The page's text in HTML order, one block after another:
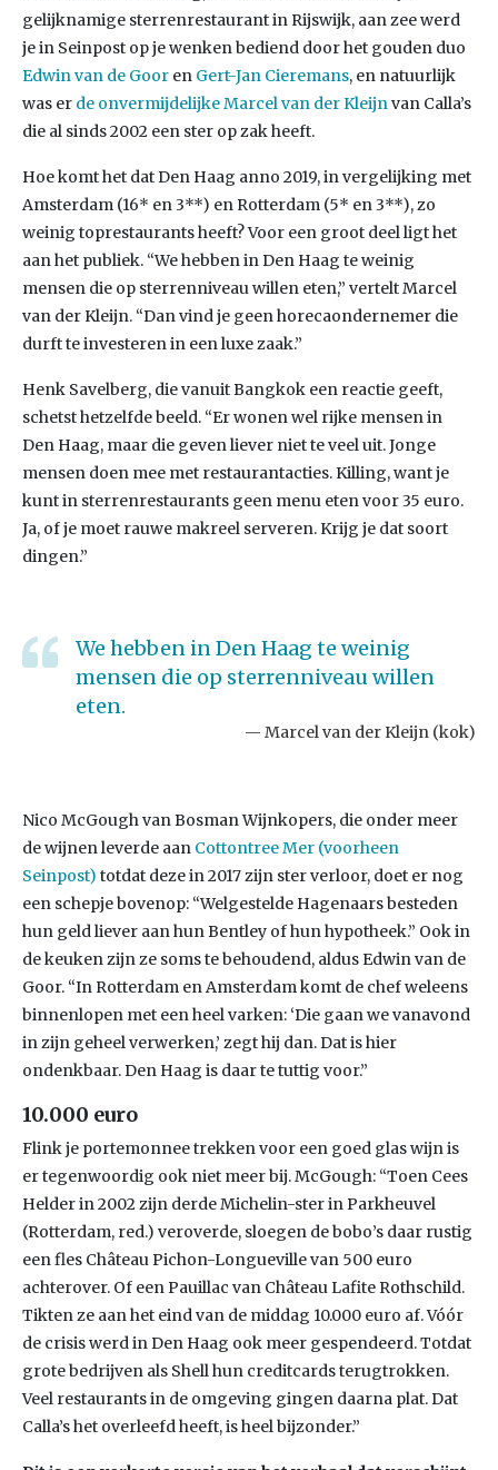
gelijknamige sterrenrestaurant in Rijswijk, aan zee werd
je in Seinpost op je wenken bediend door het gouden duo
Edwin van de Goor en Gert-Jan Cieremans, en natuurlijk
was er de onvermijdelijke Marcel van der Kleijnvan Calla’s
die al sinds 2002 een ster op zak heeft.
Hoe komt het dat Den Haag anno 2019, in vergelijking met
Amsterdam (16* en 3**) en Rotterdam (5* en 3**), zo
weinig toprestaurants heeft? Voor een groot deel ligt het
aan het publiek. “We hebben in Den Haag te weinig
mensen die op sterrenniveau willen eten,” vertelt Marcel
van der Kleijn. “Dan vind je geen horecaondernemer die
durft te investeren in een luxe zaak.”
Henk Savelberg, die vanuit Bangkok een reactie geeft,
schetst hetzelfde beeld. “Er wonen wel rijke mensen in
Den Haag, maar die geven liever niet te veel uit. Jonge
mensen doen mee met restaurantacties. Killing, want je
kunt in sterrenrestaurants geen menu eten voor 35 euro.
Ja, of je moet rauwe makreel serveren. Krijg je dat soort
dingen.”
We hebben in Den Haag te weinig
mensen die op sterrenniveau willen
eten.
Marcel van der Kleijn (kok)
Nico McGough van Bosman Wijnkopers, die onder meer
de wijnen leverde aan Cottontree Mer (voorheen
Seinpost) totdat deze in 2017 zijn ster verloor, doet er nog
een schepje bovenop: “Welgestelde Hagenaars besteden
hun geld liever aan hun Bentley of hun hypotheek.” Ook in
de keuken zijn ze soms te behoudend, aldus Edwin van de
Goor. “In Rotterdam en Amsterdam komt de chef weleens
binnenlopen met een heel varken: ‘Die gaan we vanavond
in zijn geheel verwerken,’ zegt hij dan. Dat is hier
ondenkbaar. Den Haag is daar te tuttig voor.”
10.000 euro
Flink je portemonnee trekken voor een goed glas wijn is
er tegenwoordig ook niet meer bij. McGough: “Toen Cees
Helder in 2002 zijn derde Michelin-ster in Parkheuvel
(Rotterdam, red.) veroverde, sloegen de bobo’s daar rustig
een fles Château Pichon-Longueville van 500 euro
achterover. Of een Pauillac van Château Lafite Rothschild.
Tikten ze aan het eind van de middag 10.000 euro af. Vóór
de crisis werd in Den Haag ook meer gespendeerd. Totdat
grote bedrijven als Shell hun creditcards terugtrokken.
Veel restaurants in de omgeving gingen daarna plat. Dat
Calla’s het overleefd heeft, is heel bijzonder.”